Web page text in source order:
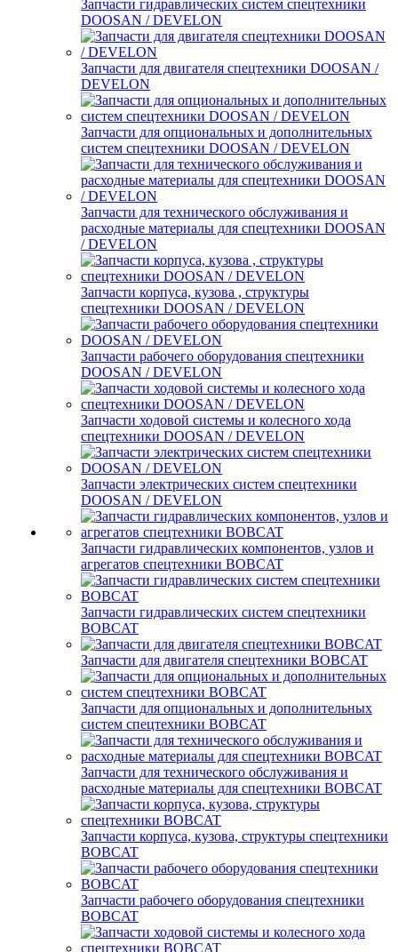
Запчасти гидравлических систем спецтехники
DOOSAN / DEVELON
Запчасти для двигателя спецтехники DOOSAN /
DEVELON
Запчасти для опциональных и дополнительных
систем спецтехники DOOSAN / DEVELON
Запчасти для технического обслуживания и
расходные материалы для спецтехники DOOSAN
/ DEVELON
Запчасти корпуса, кузова , структуры
спецтехники DOOSAN / DEVELON
Запчасти рабочего оборудования спецтехники
DOOSAN / DEVELON
Запчасти ходовой системы и колесного хода
спецтехники DOOSAN / DEVELON
Запчасти электрических систем спецтехники
DOOSAN / DEVELON
Запчасти гидравлических компонентов, узлов и
агрегатов спецтехники BOBCAT
Запчасти гидравлических систем спецтехники
BOBCAT
Запчасти для двигателя спецтехники BOBCAT
Запчасти для опциональных и дополнительных
систем спецтехники BOBCAT
Запчасти для технического обслуживания и
расходные материалы для спецтехники BOBCAT
Запчасти корпуса, кузова, структуры спецтехники
BOBCAT
Запчасти рабочего оборудования спецтехники
BOBCAT